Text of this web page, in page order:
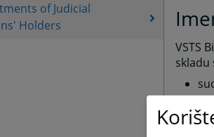
of Judicial
Holders
VSTS
skladu